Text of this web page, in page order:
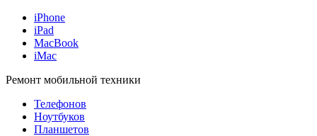
iPhone
iPad
MacBook
iMac
Ремонт мобильной техники
Телефонов
Ноутбуков
Планшетов